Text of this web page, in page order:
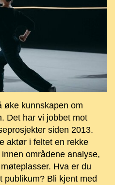
øke kunnskapen om
Det har vi jobbet mot
siden 2013.
aktør i feltet en rekke
områdene analyse,
Hva er du
publikum? Bli kjent med